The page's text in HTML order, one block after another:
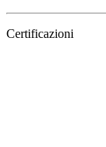
Certificazioni